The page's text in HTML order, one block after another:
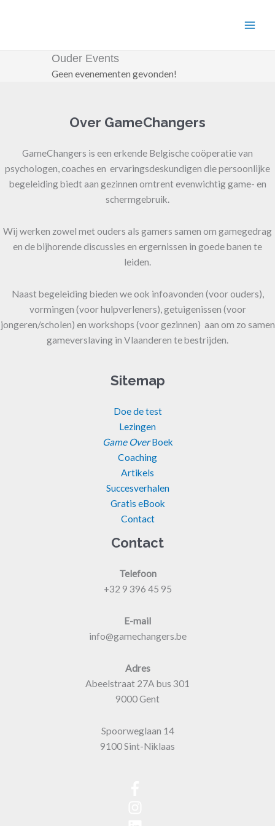
inhoud
Ouder Events
Geen evenementen gevonden!
Over GameChangers
GameChangers is een erkende Belgische coöperatie van
psychologen, coaches en ervaringsdeskundigen die persoonlijke
begeleiding biedt aan gezinnen omtrent evenwichtig game- en
schermgebruik.
Wij werken zowel met ouders als gamers samen om gamegedrag
en de bijhorende discussies en ergernissen in goede banen te
leiden.
Naast begeleiding bieden we ook infoavonden (voor ouders),
vormingen (voor hulpverleners), getuigenissen (voor
jongeren/scholen) en workshops (voor gezinnen) aan om zo samen
gameverslaving in Vlaanderen te bestrijden.
Sitemap
Doe de test
Lezingen
Game OverBoek
Coaching
Artikels
Succesverhalen
Gratis eBook
Contact
Contact
Telefoon
+32 9 396 45 95
E-mail
info@gamechangers.be
Adres
Abeelstraat 27A bus 301
9000 Gent
Spoorweglaan 14
9100 Sint-Niklaas